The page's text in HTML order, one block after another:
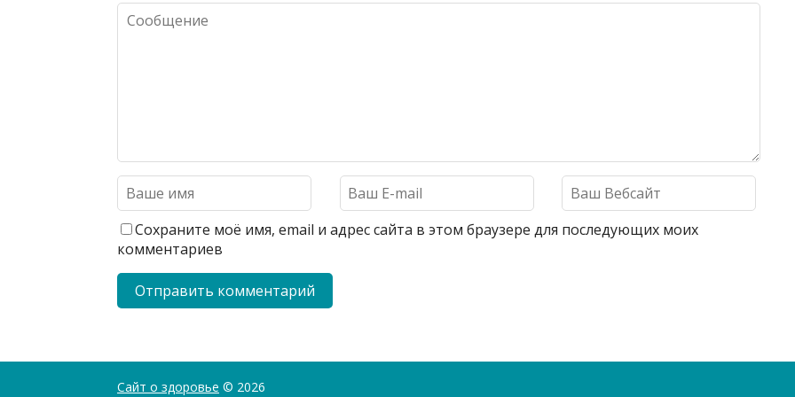
Сохраните моё имя, email и адрес сайта в этом браузере для последующих моих
комментариев
Сайт о здоровье © 2026